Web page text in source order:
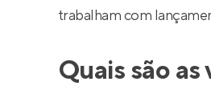
trabalham com
Quais são